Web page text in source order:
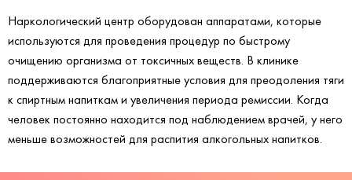
Наркологический центр оборудован аппаратами, которые
используются для проведения процедур по быстрому
очищению организма от токсичных веществ. В клинике
поддерживаются благоприятные условия для преодоления тяги
к спиртным напиткам и увеличения периода ремиссии. Когда
человек постоянно находится под наблюдением врачей, у него
меньше возможностей для распития алкогольных напитков.